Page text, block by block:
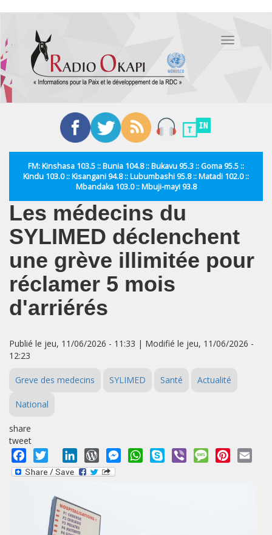
contenu
principal
Toggle
FM: Kinshasa 103.5 :: Bunia 104.8 :: Bukavu 95.3 :: Goma 95.5 ::
Kindu 103.0 :: Kisangani 94.8 :: Lubumbashi 95.8 :: Matadi 102.0 ::
Mbandaka 103.0 :: Mbuji-mayi 93.8
Les médecins du
SYLIMED déclenchent
une grève illimitée pour
réclamer 5 mois
d'arriérés
Publié le jeu, 11/06/2026 - 11:33 | Modifié le jeu, 11/06/2026 -
12:23
Greve des medecins SYLIMED Santé Actualité
National
share
tweet
Facebook
Twitter LinkedInWordPressMessengerWhatsApp
Skype Viber MessagePinterest